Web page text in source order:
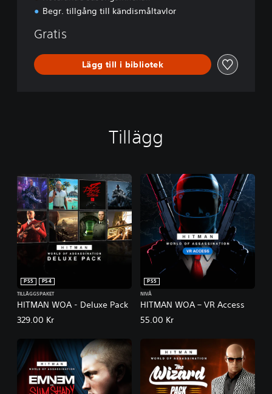
Begr. tillgång till kändismåltavlor
Gratis
Lägg till i bibliotek
Tillägg
HITMAN WOA - Deluxe Pack
PS5
PS4
TILLÄGGSPAKET
329.00 Kr
HITMAN WOA – VR Access
PS5
NIVÅ
55.00 Kr